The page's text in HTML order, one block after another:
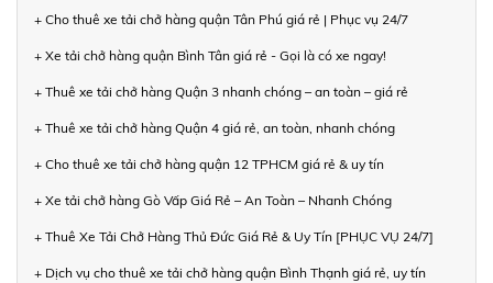
+ Cho thuê xe tải chở hàng quận Tân Phú giá rẻ | Phục vụ 24/7
+ Xe tải chở hàng quận Bình Tân giá rẻ - Gọi là có xe ngay!
+ Thuê xe tải chở hàng Quận 3 nhanh chóng – an toàn – giá rẻ
+ Thuê xe tải chở hàng Quận 4 giá rẻ, an toàn, nhanh chóng
+ Cho thuê xe tải chở hàng quận 12 TPHCM giá rẻ & uy tín
+ Xe tải chở hàng Gò Vấp Giá Rẻ – An Toàn – Nhanh Chóng
+ Thuê Xe Tải Chở Hàng Thủ Đức Giá Rẻ & Uy Tín [PHỤC VỤ 24/7]
+ Dịch vụ cho thuê xe tải chở hàng quận Bình Thạnh giá rẻ, uy tín